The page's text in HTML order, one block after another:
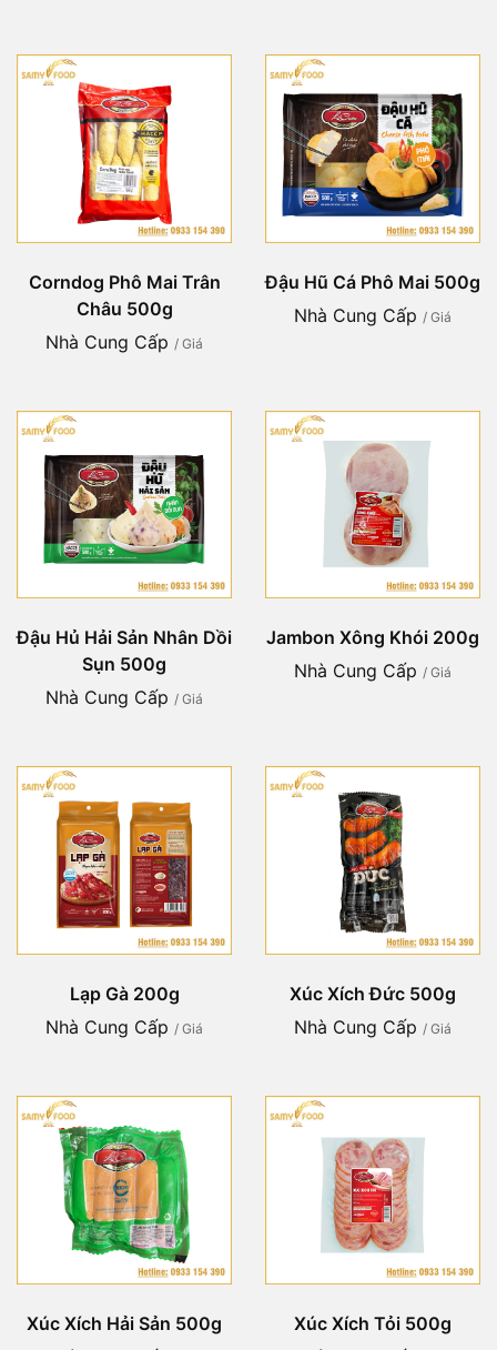
Corndog Phô Mai Trân
Châu 500g
Nhà Cung Cấp / Giá
Đậu Hũ Cá Phô Mai 500g
Nhà Cung Cấp / Giá
Đậu Hủ Hải Sản Nhân Dồi
Sụn 500g
Nhà Cung Cấp / Giá
Jambon Xông Khói 200g
Nhà Cung Cấp / Giá
Lạp Gà 200g
Nhà Cung Cấp / Giá
Xúc Xích Đức 500g
Nhà Cung Cấp / Giá
Xúc Xích Hải Sản 500g
Xúc Xích Tỏi 500g